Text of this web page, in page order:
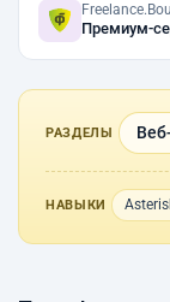
Премиум-
РАЗДЕЛЫ
НАВЫКИ